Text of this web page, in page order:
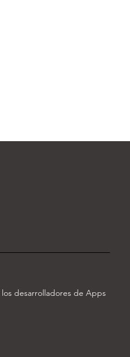
desarrolladores de Apps